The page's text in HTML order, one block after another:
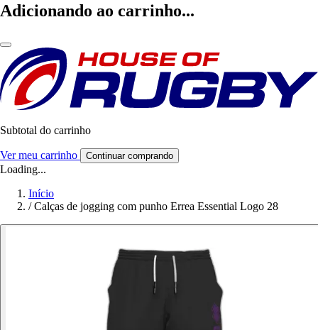
Adicionando ao carrinho...
Subtotal do carrinho
Ver meu carrinho Continuar comprando
Loading...
Início
/ Calças de jogging com punho Errea Essential Logo 28